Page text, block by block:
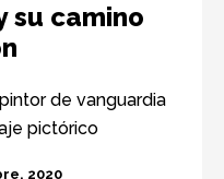
su camino
de vanguardia
pictórico
2020